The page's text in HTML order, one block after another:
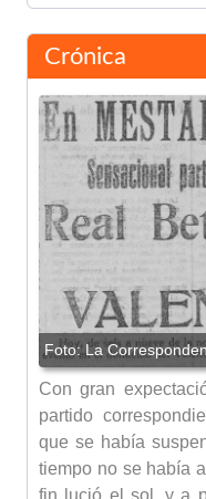
Crónica
Con gran
partido
que se había
tiempo no se había